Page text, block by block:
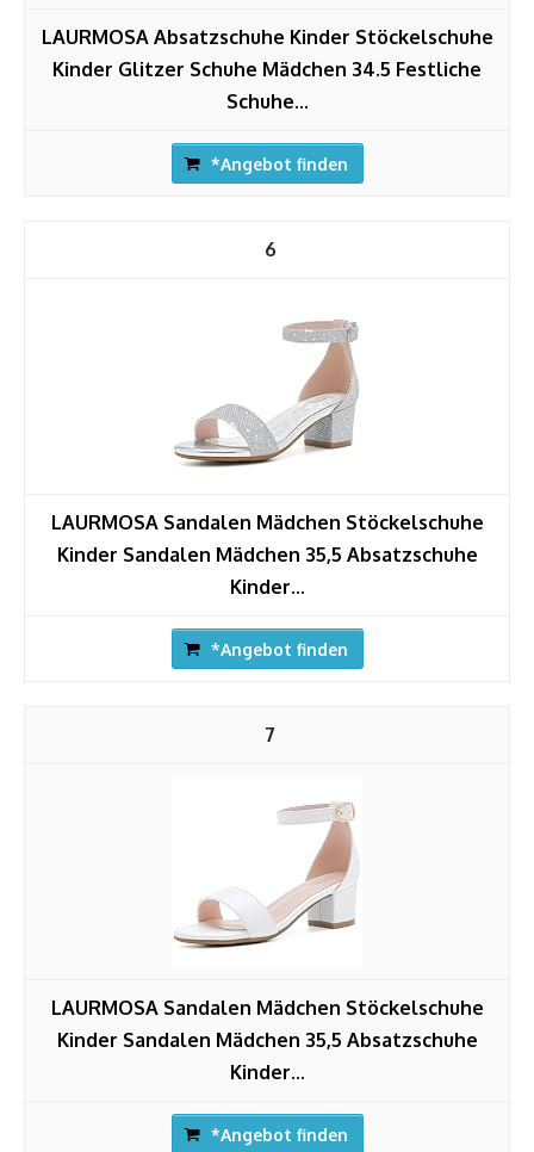
LAURMOSA Absatzschuhe Kinder Stöckelschuhe
Kinder Glitzer Schuhe Mädchen 34.5 Festliche
Schuhe...
*Angebot finden
6
LAURMOSA Sandalen Mädchen Stöckelschuhe
Kinder Sandalen Mädchen 35,5 Absatzschuhe
Kinder...
*Angebot finden
7
LAURMOSA Sandalen Mädchen Stöckelschuhe
Kinder Sandalen Mädchen 35,5 Absatzschuhe
Kinder...
*Angebot finden